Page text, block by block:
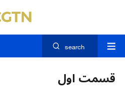
search
قسمت اول